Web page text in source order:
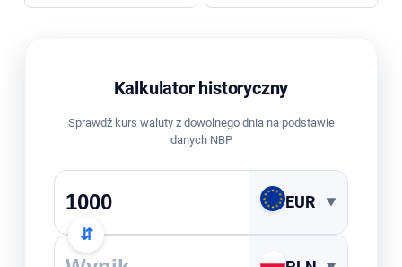
Kalkulator historyczny
Sprawdź kurs waluty z dowolnego dnia na podstawie
danych NBP
EUR ▼
⇵